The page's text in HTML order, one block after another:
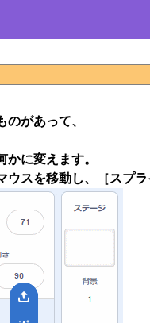
があって、
に変えます。
スを移動し、［スプラ